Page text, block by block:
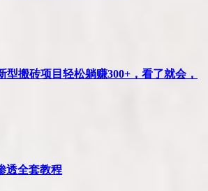
型搬砖项目轻松躺赚300+，看了就会，
透全套教程